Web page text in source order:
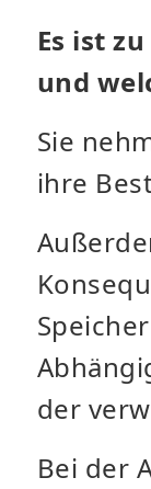
Es ist
und
Sie
ihre
der
Bei der